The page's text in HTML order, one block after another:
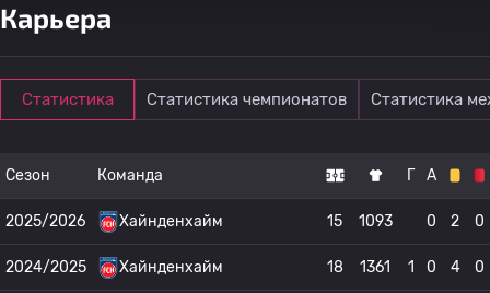
Карьера
Статистика Статистика чемпионатов Статистика
Сезон Команда Г А
2025/2026 Хайнденхайм 15 1093 0 2 0
2024/2025 Хайнденхайм 18 1361 1 0 4 0